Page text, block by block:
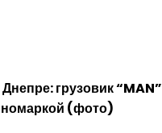
грузовик “MAN”
(фото)